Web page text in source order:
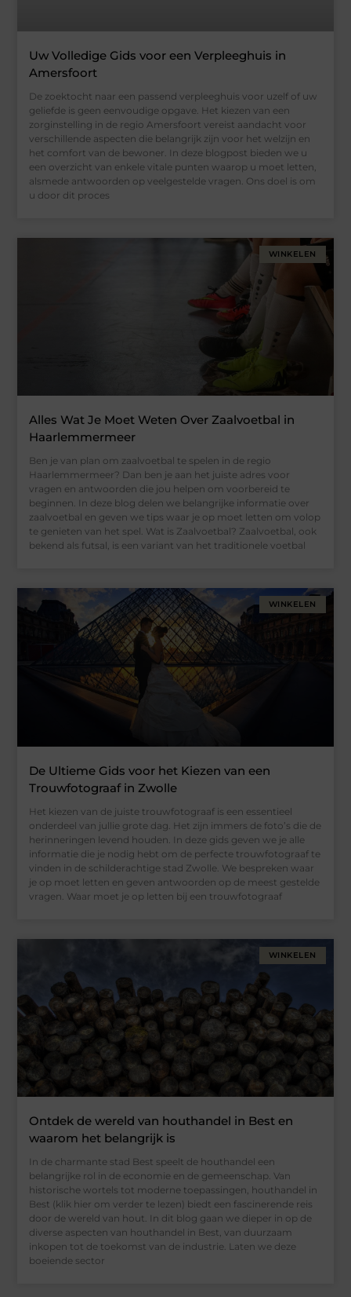
Uw Volledige Gids voor een Verpleeghuis in
Amersfoort
De zoektocht naar een passend verpleeghuis voor uzelf of uw
geliefde is geen eenvoudige opgave. Het kiezen van een
zorginstelling in de regio Amersfoort vereist aandacht voor
verschillende aspecten die belangrijk zijn voor het welzijn en
het comfort van de bewoner. In deze blogpost bieden we u
een overzicht van enkele vitale punten waarop u moet letten,
alsmede antwoorden op veelgestelde vragen. Ons doel is om
u door dit proces
WINKELEN
Alles Wat Je Moet Weten Over Zaalvoetbal in
Haarlemmermeer
Ben je van plan om zaalvoetbal te spelen in de regio
Haarlemmermeer? Dan ben je aan het juiste adres voor
vragen en antwoorden die jou helpen om voorbereid te
beginnen. In deze blog delen we belangrijke informatie over
zaalvoetbal en geven we tips waar je op moet letten om volop
te genieten van het spel. Wat is Zaalvoetbal? Zaalvoetbal, ook
bekend als futsal, is een variant van het traditionele voetbal
WINKELEN
De Ultieme Gids voor het Kiezen van een
Trouwfotograaf in Zwolle
Het kiezen van de juiste trouwfotograaf is een essentieel
onderdeel van jullie grote dag. Het zijn immers de foto’s die de
herinneringen levend houden. In deze gids geven we je alle
informatie die je nodig hebt om de perfecte trouwfotograaf te
vinden in de schilderachtige stad Zwolle. We bespreken waar
je op moet letten en geven antwoorden op de meest gestelde
vragen. Waar moet je op letten bij een trouwfotograaf
WINKELEN
Ontdek de wereld van houthandel in Best en
waarom het belangrijk is
In de charmante stad Best speelt de houthandel een
belangrijke rol in de economie en de gemeenschap. Van
historische wortels tot moderne toepassingen, houthandel in
Best (klik hier om verder te lezen) biedt een fascinerende reis
door de wereld van hout. In dit blog gaan we dieper in op de
diverse aspecten van houthandel in Best, van duurzaam
inkopen tot de toekomst van de industrie. Laten we deze
boeiende sector